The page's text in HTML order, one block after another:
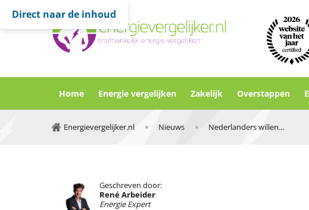
Direct naar de inhoud
Home Energie vergelijken Zakelijk Overstappen
Energievergelijker.nl Nieuws Nederlanders willen regie eigen energie
Geschreven door:
René Arbeider
Energie Expert